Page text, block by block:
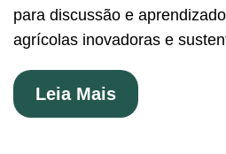
para discussão e
agrícolas inovadoras e
Leia Mais